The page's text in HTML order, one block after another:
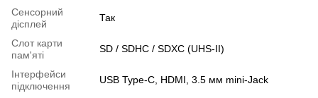
Сенсорний
дісплей
Так
Слот карти
пам'яті
SD / SDHC / SDXC (UHS-II)
Інтерфейси
підключення
USB Type-C, HDMI, 3.5 мм mini-Jack